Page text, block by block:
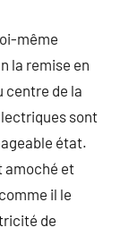
même
la remise en
centre de la
sont
état.
amoché et
il le
de